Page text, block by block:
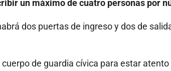
un máximo de cuatro personas por
dos puertas de ingreso y dos de
de guardia cívica para estar atento